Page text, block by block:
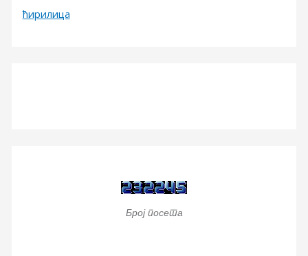
ћирилица
Број посета